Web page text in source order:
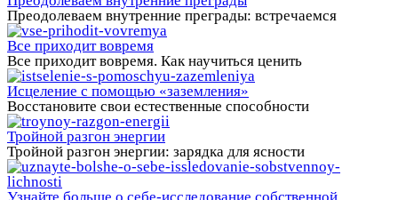
Преодолеваем внутренние преграды: встречаемся
Все приходит вовремя
Все приходит вовремя. Как научиться ценить
Исцеление с помощью «заземления»
Восстановите свои естественные способности
Тройной разгон энергии
Тройной разгон энергии: зарядка для ясности